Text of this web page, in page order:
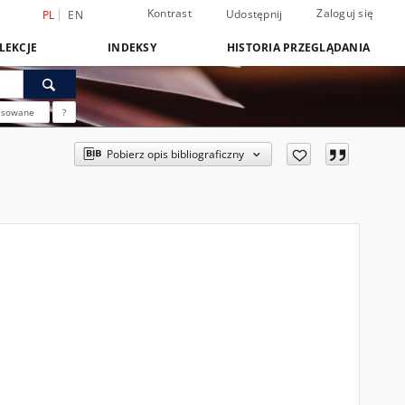
PL EN Kontrast Udostępnij Zaloguj się
INDEKSY HISTORIA PRZEGLĄDANIA
?
Pobierz opis bibliograficzny